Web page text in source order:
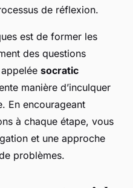
de réflexion.
est de former les
des questions
socratic
manière d’inculquer
En encourageant
à chaque étape, vous
et une approche
problèmes.